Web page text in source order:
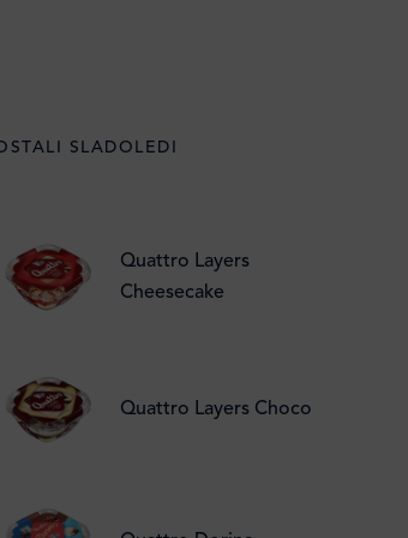
SLADOLEDI
Quattro Layers
Cheesecake
Quattro Layers Choco